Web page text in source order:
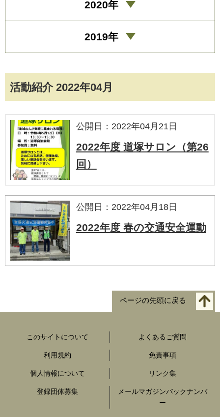
活動紹介 2022年04月
公開日：2022年04月21日
2022年度 道塚サロン（第26
回）
公開日：2022年04月18日
2022年度 春の交通安全運動
2020年
2019年
ページの先頭に戻る
このサイトについて よくあるご質問
利用規約 免責事項
個人情報について リンク集
登録団体募集
メールマガジンバックナンバ
ー